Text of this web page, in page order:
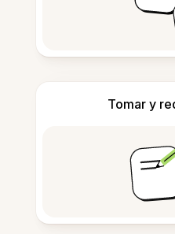
Tomar y